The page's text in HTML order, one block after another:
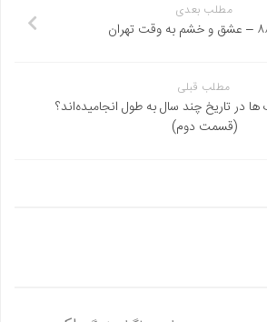
مطلب بعدی
مطلب قبلی
در تاریخ چند سال به طول انجامیده‌اند؟
(قسمت دوم)